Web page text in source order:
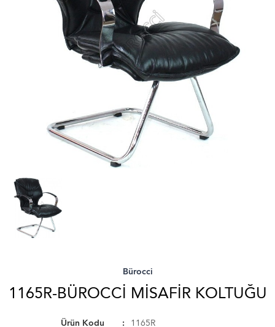
Bürocci
1165R-BÜROCCI MISAFIR KOLTUĞU
Ürün Kodu
1165R